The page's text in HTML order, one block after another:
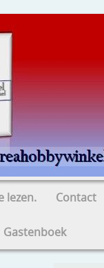
lezen. Contact
Gastenboek